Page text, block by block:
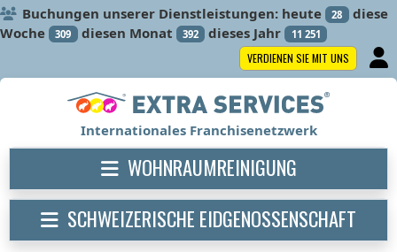
Buchungen unserer Dienstleistungen: heute 28 diese
Woche
309 diesen Monat 392 dieses Jahr 11 251
VERDIENEN SIE MIT UNS
Internationales Franchisenetzwerk
WOHNRAUMREINIGUNG
SCHWEIZERISCHE EIDGENOSSENSCHAFT